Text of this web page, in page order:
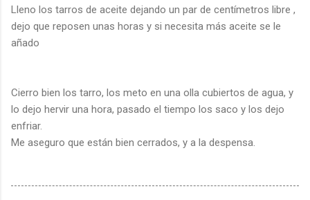
Lleno los tarros de aceite dejando un par de centímetros libre ,
dejo que reposen unas horas y si necesita más aceite se le
añado
Cierro bien los tarro, los meto en una olla cubiertos de agua, y
lo dejo hervir una hora, pasado el tiempo los saco y los dejo
enfriar.
Me aseguro que están bien cerrados, y a la despensa.